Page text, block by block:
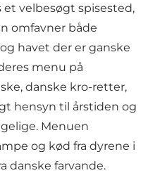
et velbesøgt spisested,
omfavner både
havet der er ganske
menu på
danske kro-retter,
hensyn til årstiden og
Menuen
og kød fra dyrene i
danske farvande.